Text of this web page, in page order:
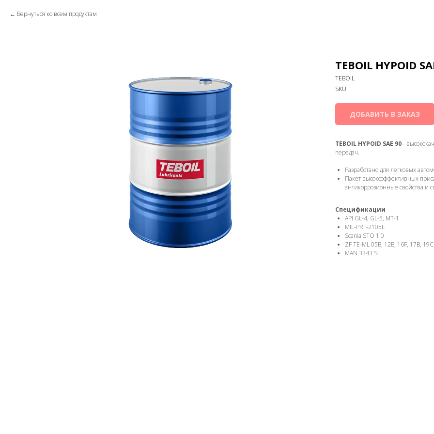
Вернуться ко всем продуктам
TEBOIL HYPOID
TEBOIL
SKU:
ДОБАВИТЬ В ЗАКАЗ
TEBOIL HYPOID SAE 90-
передач.
Разработано для легковых
Пакет высокоэффективных
антикоррозионные свойства и
Спецификации
API GL-4, GL-5, MT-1
MIL-PRF-2105E
Scania STO 1:0
ZF TE-ML 05B, 12B, 16F, 17B,
MAN 3343 SL